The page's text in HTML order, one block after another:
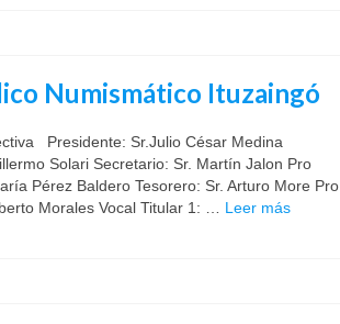
Numismático Ituzaingó
Presidente: Sr.Julio César Medina
Solari Secretario: Sr. Martín Jalon Pro
Pérez Baldero Tesorero: Sr. Arturo More Pro
Morales Vocal Titular 1: … Leer más